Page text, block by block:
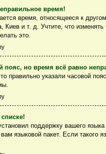
время!
время, относящееся к
Киев и т. д. Учтите, что
это.
пояс, но время всё равно
правильно указали часовой
поддержку вашего
языковой пакет. Если